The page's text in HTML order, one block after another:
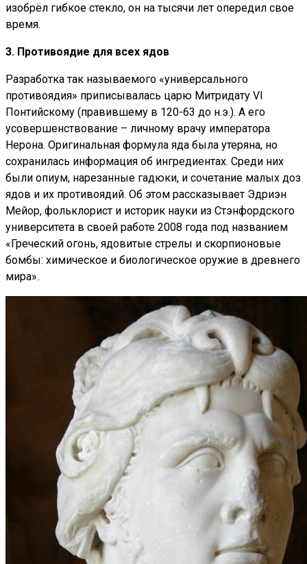
изобрёл гибкое стекло, он на тысячи лет опередил свое
время.
3. Противоядие для всех ядов
Разработка так называемого «универсального
противоядия» приписывалась царю Митридату VI
Понтийскому (правившему в 120-63 до н.э.). А его
усовершенствование – личному врачу императора
Нерона. Оригинальная формула яда была утеряна, но
сохранилась информация об ингредиентах. Среди них
были опиум, нарезанные гадюки, и сочетание малых доз
ядов и их противоядий. Об этом рассказывает Эдриэн
Мейор, фольклорист и историк науки из Стэнфордского
университета в своей работе 2008 года под названием
«Греческий огонь, ядовитые стрелы и скорпионовые
бомбы: химическое и биологическое оружие в древнего
мира».